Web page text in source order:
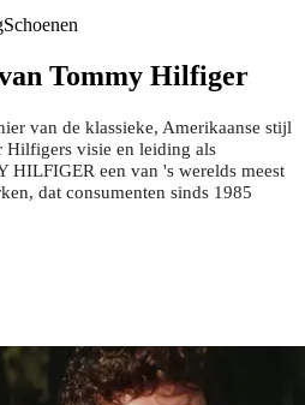
Schoenen
Tommy Hilfiger
van de klassieke, Amerikaanse stijl
Hilfigers visie en leiding als
een van 's werelds meest
dat consumenten sinds 1985